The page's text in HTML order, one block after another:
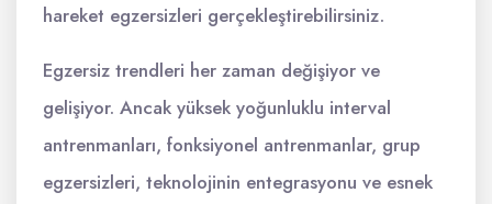
hareket egzersizleri gerçekleştirebilirsiniz.
Egzersiz trendleri her zaman değişiyor ve
gelişiyor. Ancak yüksek yoğunluklu interval
antrenmanları, fonksiyonel antrenmanlar, grup
egzersizleri, teknolojinin entegrasyonu ve esnek